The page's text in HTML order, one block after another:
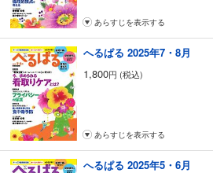
あらすじを表示する
へるぱる 2025年7・8月
1,800円 (税込)
あらすじを表示する
へるぱる 2025年5・6月